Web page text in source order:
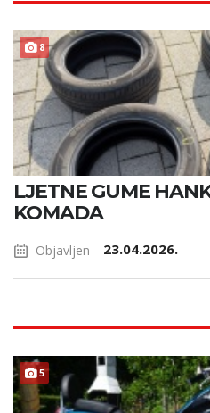
8
LJETNE GUME
KOMADA
Objavljen 23.04.2026.
5